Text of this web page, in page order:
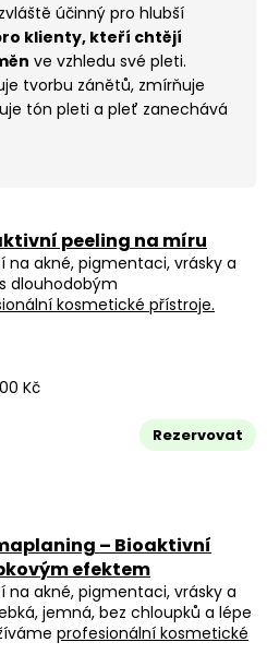
účinný pro hlubší
klienty, kteří chtějí
ve vzhledu své pleti.
tvorbu zánětů, zmírňuje
tón pleti a pleť zanechává
peeling na míru
na akné, pigmentaci, vrásky a
dlouhodobým
kosmetické přístroje.
Kč
Rezervovat
– Bioaktivní
efektem
na akné, pigmentaci, vrásky a
jemná, bez chloupků a lépe
profesionální kosmetické